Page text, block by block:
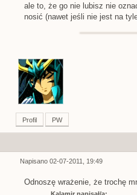
ale to, że go nie lubisz nie
nosić (nawet jeśli nie jest na
Profil PW
Napisano 02-07-2011, 19:49
Odnoszę wrażenie, że trochę